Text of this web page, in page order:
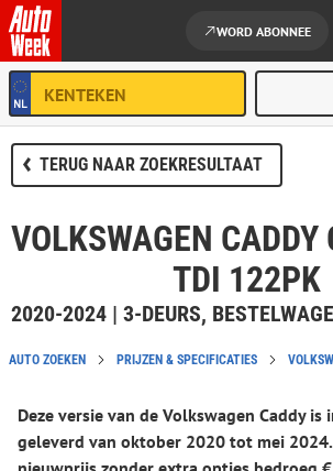
Ga naar de inhoud
WORD ABONNEE
TERUG NAAR ZOEKRESULTAAT
VOLKSWAGEN CADDY
TDI 122PK
2020-2024 | 3-DEURS,
AUTO ZOEKEN PRIJZEN & SPECIFICATIES
Deze versie van de Volkswagen Caddy is
geleverd van oktober 2020 tot mei